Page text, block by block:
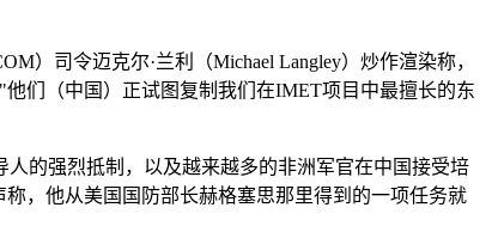
）司令迈克尔·兰利（Michael Langley）炒作渲染称，
们（中国）正试图复制我们在IMET项目中最擅长的东
的强烈抵制，以及越来越多的非洲军官在中国接受培
，他从美国国防部长赫格塞思那里得到的一项任务就